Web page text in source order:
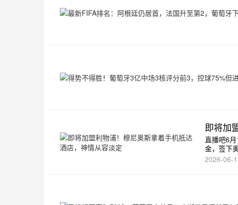
即将加
直播吧6
金，签下
2026-06-